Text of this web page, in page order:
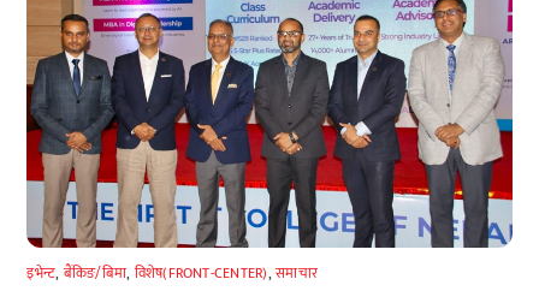
इभेन्ट, बैंकिङ/बिमा, विशेष(FRONT-CENTER),समाचार